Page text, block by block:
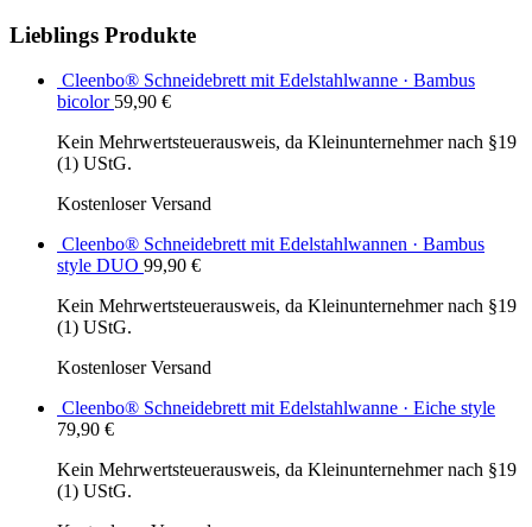
Lieblings Produkte
Cleenbo® Schneidebrett mit Edelstahlwanne · Bambus
bicolor 59,90 €
Kein Mehrwertsteuerausweis, da Kleinunternehmer nach §19
(1) UStG.
Kostenloser Versand
Cleenbo® Schneidebrett mit Edelstahlwannen · Bambus
style DUO 99,90 €
Kein Mehrwertsteuerausweis, da Kleinunternehmer nach §19
(1) UStG.
Kostenloser Versand
Cleenbo® Schneidebrett mit Edelstahlwanne · Eiche style
79,90 €
Kein Mehrwertsteuerausweis, da Kleinunternehmer nach §19
(1) UStG.